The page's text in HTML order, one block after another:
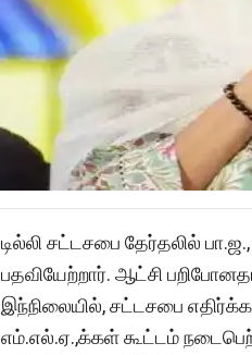
டில்லி சட்டசபை தேர்தலில்
பதவியேற்றார். ஆட்சி
இந்நிலையில், சட்டசபை
எம்.எல்.ஏ.,க்கள் கூட்டம்